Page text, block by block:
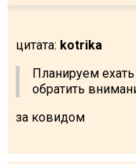
цитата: kotrika
Планируем
обратить
за ковидом